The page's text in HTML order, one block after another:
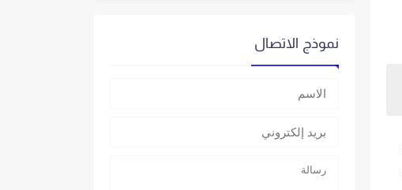
نموذج الاتصال